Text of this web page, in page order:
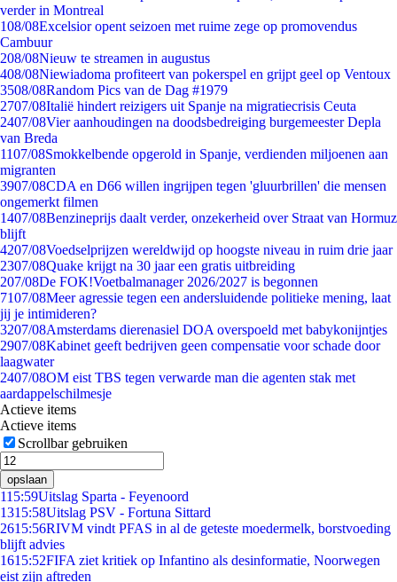
verder in Montreal
108/08Excelsior opent seizoen met ruime zege op promovendus
Cambuur
208/08Nieuw te streamen in augustus
408/08Niewiadoma profiteert van pokerspel en grijpt geel op Ventoux
3508/08Random Pics van de Dag #1979
2707/08Italië hindert reizigers uit Spanje na migratiecrisis Ceuta
2407/08Vier aanhoudingen na doodsbedreiging burgemeester Depla
van Breda
1107/08Smokkelbende opgerold in Spanje, verdienden miljoenen aan
migranten
3907/08CDA en D66 willen ingrijpen tegen 'gluurbrillen' die mensen
ongemerkt filmen
1407/08Benzineprijs daalt verder, onzekerheid over Straat van Hormuz
blijft
4207/08Voedselprijzen wereldwijd op hoogste niveau in ruim drie jaar
2307/08Quake krijgt na 30 jaar een gratis uitbreiding
207/08De FOK!Voetbalmanager 2026/2027 is begonnen
7107/08Meer agressie tegen een andersluidende politieke mening, laat
jij je intimideren?
3207/08Amsterdams dierenasiel DOA overspoeld met babykonijntjes
2907/08Kabinet geeft bedrijven geen compensatie voor schade door
laagwater
2407/08OM eist TBS tegen verwarde man die agenten stak met
aardappelschilmesje
Actieve items
Actieve items
Scrollbar gebruiken
opslaan
115:59Uitslag Sparta - Feyenoord
1315:58Uitslag PSV - Fortuna Sittard
2615:56RIVM vindt PFAS in al de geteste moedermelk, borstvoeding
blijft advies
1615:52FIFA ziet kritiek op Infantino als desinformatie, Noorwegen
eist zijn aftreden